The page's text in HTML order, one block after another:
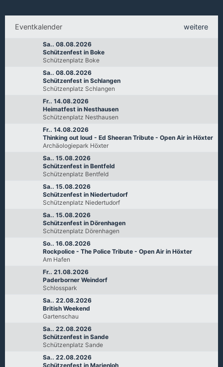
weitere
Eventkalender
Sa.. 08.08.2026
Schützenfest in Boke
Schützenplatz Boke
Sa.. 08.08.2026
Schützenfest in Schlangen
Schützenplatz Schlangen
Fr.. 14.08.2026
Heimatfest in Nesthausen
Schützenplatz Nesthausen
Fr.. 14.08.2026
Thinking out loud - Ed Sheeran Tribute - Open Air in Höxter
Archäologiepark Höxter
Sa.. 15.08.2026
Schützenfest in Bentfeld
Schützenplatz Bentfeld
Sa.. 15.08.2026
Schützenfest in Niedertudorf
Schützenplatz Niedertudorf
Sa.. 15.08.2026
Schützenfest in Dörenhagen
Schützenplatz Dörenhagen
So.. 16.08.2026
Rockpolice - The Police Tribute - Open Air in Höxter
Am Hafen
Fr.. 21.08.2026
Paderborner Weindorf
Schlosspark
Sa.. 22.08.2026
British Weekend
Gartenschau
Sa.. 22.08.2026
Schützenfest in Sande
Schützenplatz Sande
Sa.. 22.08.2026
Schützenfest in Marienloh